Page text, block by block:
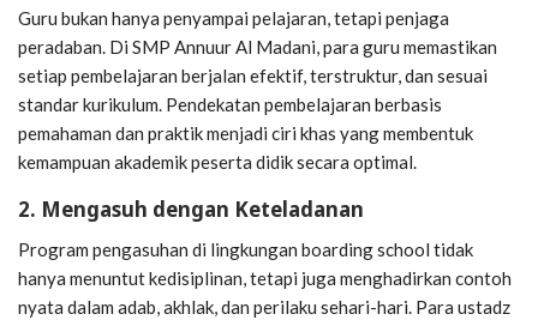
Guru bukan hanya penyampai pelajaran, tetapi penjaga
peradaban. Di SMP Annuur Al Madani, para guru memastikan
setiap pembelajaran berjalan efektif, terstruktur, dan sesuai
standar kurikulum. Pendekatan pembelajaran berbasis
pemahaman dan praktik menjadi ciri khas yang membentuk
kemampuan akademik peserta didik secara optimal.
2. Mengasuh dengan Keteladanan
Program pengasuhan di lingkungan boarding school tidak
hanya menuntut kedisiplinan, tetapi juga menghadirkan contoh
nyata dalam adab, akhlak, dan perilaku sehari-hari. Para ustadz